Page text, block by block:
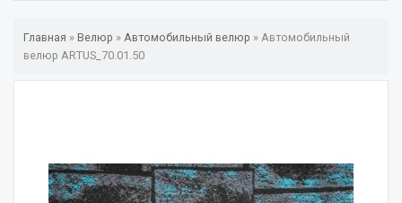
Главная » Велюр » Автомобильный велюр » Автомобильный
велюр ARTUS_70.01.50